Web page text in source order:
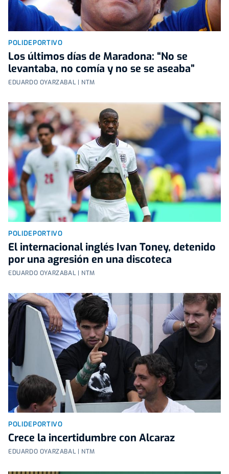
POLIDEPORTIVO
Los últimos días de Maradona: “No se
levantaba, no comía y no se se aseaba”
EDUARDO OYARZABAL | NTM
POLIDEPORTIVO
El internacional inglés Ivan Toney, detenido
por una agresión en una discoteca
EDUARDO OYARZABAL | NTM
POLIDEPORTIVO
Crece la incertidumbre con Alcaraz
EDUARDO OYARZABAL | NTM